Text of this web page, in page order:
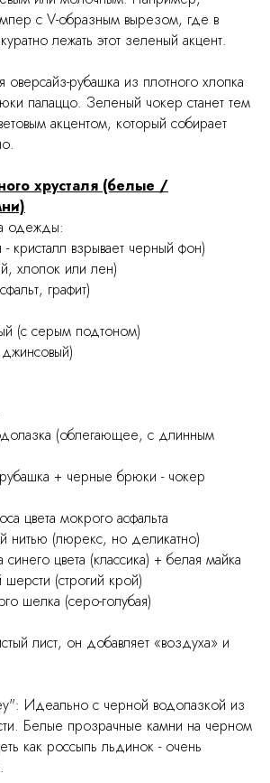
с V-образным вырезом, где в
лежать этот зеленый акцент.
рубашка из плотного хлопка
палаццо. Зеленый чокер станет тем
акцентом, который собирает
хрусталя (белые /
одежды:
кристалл взрывает черный фон)
хлопок или лен)
графит)
(с серым подтоном)
(облегающее, с длинным
+ черные брюки - чокер
цвета мокрого асфальта
нитью (люрекс, но деликатно)
синего цвета (классика) + белая майка
(строгий крой)
шелка (серо-голубая)
лист, он добавляет «воздуха» и
Идеально с черной водолазкой из
Белые прозрачные камни на черном
как россыпь льдинок - очень